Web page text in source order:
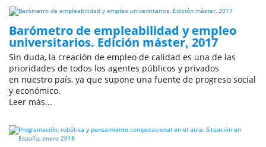
Barómetro de empleabilidad y empleo
universitarios. Edición máster, 2017
Sin duda, la creación de empleo de calidad es una de las
prioridades de todos los agentes públicos y privados
en nuestro país, ya que supone una fuente de progreso social
y económico.
Leer más...